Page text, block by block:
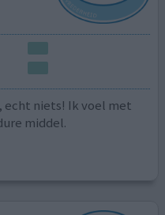
echt niets! Ik voel met
middel.